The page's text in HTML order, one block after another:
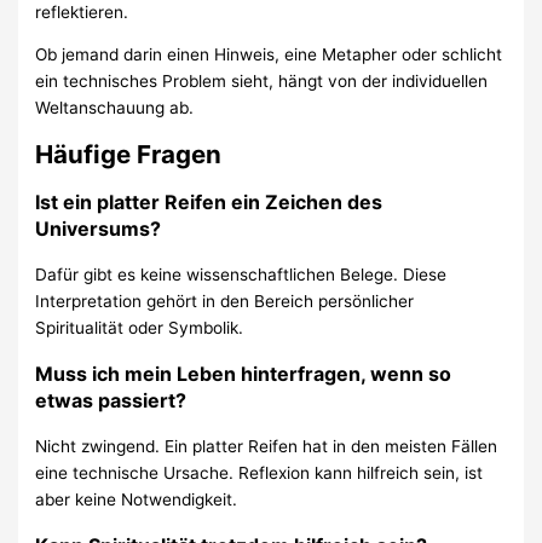
reflektieren.
Ob jemand darin einen Hinweis, eine Metapher oder schlicht
ein technisches Problem sieht, hängt von der individuellen
Weltanschauung ab.
Häufige Fragen
Ist ein platter Reifen ein Zeichen des
Universums?
Dafür gibt es keine wissenschaftlichen Belege. Diese
Interpretation gehört in den Bereich persönlicher
Spiritualität oder Symbolik.
Muss ich mein Leben hinterfragen, wenn so
etwas passiert?
Nicht zwingend. Ein platter Reifen hat in den meisten Fällen
eine technische Ursache. Reflexion kann hilfreich sein, ist
aber keine Notwendigkeit.